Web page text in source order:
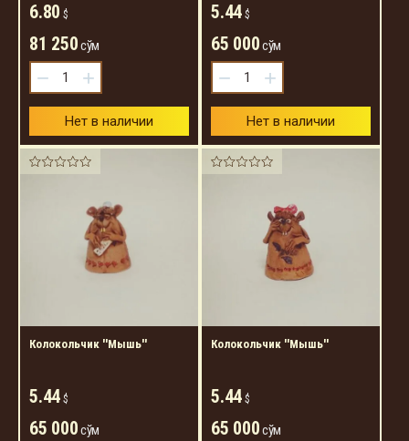
6.80 $
81 250сўм
− +
Нет в наличии
5.44 $
65 000сўм
− +
Нет в наличии
Колокольчик ''Мышь''
5.44 $
65 000сўм
Колокольчик ''Мышь''
5.44 $
65 000сўм